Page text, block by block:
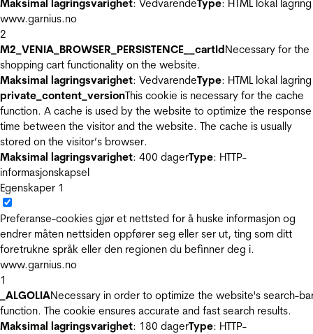
Maksimal lagringsvarighet: VedvarendeType: HTML lokal lagring
www.garnius.no
2
M2_VENIA_BROWSER_PERSISTENCE__cartIdNecessary for the
shopping cart functionality on the website.
Maksimal lagringsvarighet: VedvarendeType: HTML lokal lagring
private_content_versionThis cookie is necessary for the cache
function. A cache is used by the website to optimize the response
time between the visitor and the website. The cache is usually
stored on the visitor’s browser.
Maksimal lagringsvarighet: 400 dagerType: HTTP-
informasjonskapsel
Egenskaper 1
Preferanse-cookies gjør et nettsted for å huske informasjon og
endrer måten nettsiden oppfører seg eller ser ut, ting som ditt
foretrukne språk eller den regionen du befinner deg i.
www.garnius.no
1
_ALGOLIANecessary in order to optimize the website's search-
function. The cookie ensures accurate and fast search results.
Maksimal lagringsvarighet: 180 dagerType: HTTP-